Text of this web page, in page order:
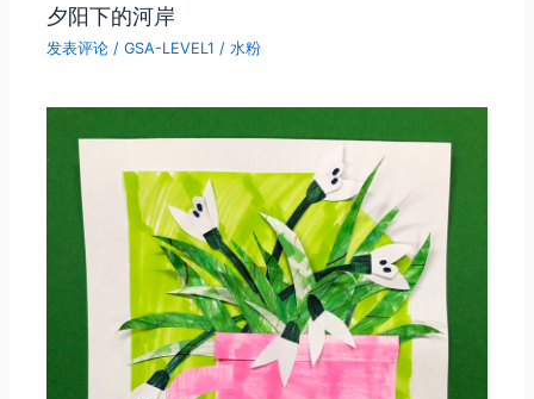
夕阳下的河岸
发表评论 /GSA-LEVEL1 /水粉